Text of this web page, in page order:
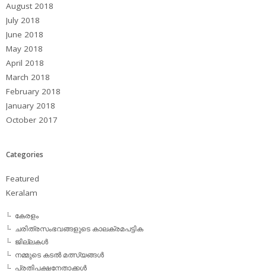
August 2018
July 2018
June 2018
May 2018
April 2018
March 2018
February 2018
January 2018
October 2017
Categories
Featured
Keralam
കേരളം
ചരിത്രസംഭവങ്ങളുടെ കാലക്രമപട്ടിക
ജില്ലകള്‍
നമ്മുടെ കടല്‍ മത്സ്യങ്ങള്‍
പ്രതിപക്ഷനേതാക്കള്‍